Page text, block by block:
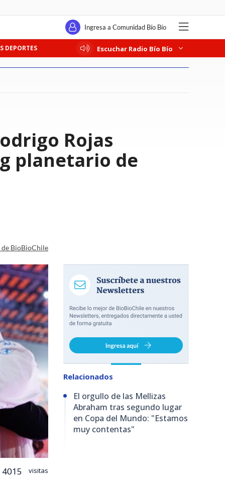
Ingresa a Comunidad Bío Bío
DEPORTES Escuchar Radio Bío Bío
Rojas
planetario de
de BioBioChile
4015 visitas
Relacionados
El orgullo de las Mellizas
Abraham tras segundo lugar
en Copa del Mundo: "Estamos
muy contentas"